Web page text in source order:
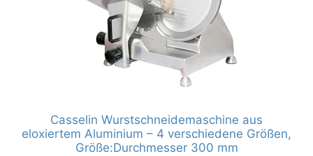
Casselin Wurstschneidemaschine aus
eloxiertem Aluminium – 4 verschiedene Größen,
Größe:Durchmesser 300 mm